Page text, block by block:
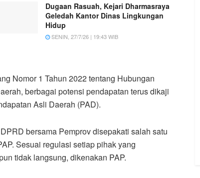
Dugaan Rasuah, Kejari Dharmasraya
Geledah Kantor Dinas Lingkungan
Hidup
SENIN, 27/7/26 | 19:43 WIB
Nomor 1 Tahun 2022 tentang Hubungan
berbagai potensi pendapatan terus dikaji
Asli Daerah (PAD).
bersama Pemprov disepakati salah satu
Sesuai regulasi setiap pihak yang
tidak langsung, dikenakan PAP.